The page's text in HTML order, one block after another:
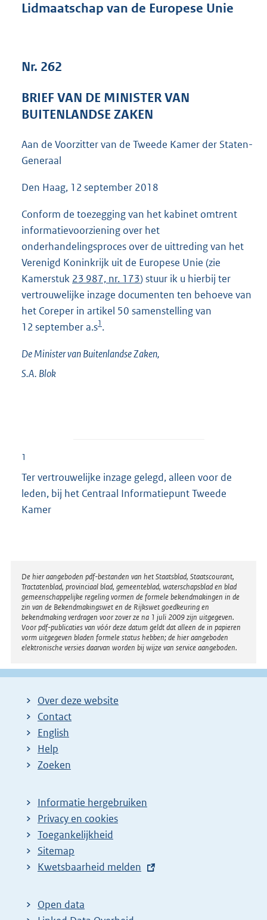
s
e
6
Lidmaatschap van de Europese Unie
Nr. 262
BRIEF VAN DE MINISTER VAN
BUITENLANDSE ZAKEN
Aan de Voorzitter van de Tweede Kamer der Staten-
Generaal
Den Haag, 12 september 2018
Conform de toezegging van het kabinet omtrent
informatievoorziening over het
onderhandelingsproces over de uittreding van het
Verenigd Koninkrijk uit de Europese Unie (zie
Kamerstuk 23 987, nr. 173) stuur ik u hierbij ter
vertrouwelijke inzage documenten ten behoeve van
het Coreper in artikel 50 samenstelling van
12 september a.s1.
De Minister van Buitenlandse Zaken,
S.A. Blok
1
Ter vertrouwelijke inzage gelegd, alleen voor de
leden, bij het Centraal Informatiepunt Tweede
Kamer
Disclaimer
De hier aangeboden pdf-bestanden van het Staatsblad, Staatscourant,
Tractatenblad, provinciaal blad, gemeenteblad, waterschapsblad en blad
gemeenschappelijke regeling vormen de formele bekendmakingen in de
zin van de Bekendmakingswet en de Rijkswet goedkeuring en
bekendmaking verdragen voor zover ze na 1 juli 2009 zijn uitgegeven.
Voor pdf-publicaties van vóór deze datum geldt dat alleen de in papieren
vorm uitgegeven bladen formele status hebben; de hier aangeboden
elektronische versies daarvan worden bij wijze van service aangeboden.
Over deze website
Contact
English
Help
Zoeken
Informatie hergebruiken
Privacy en cookies
Toegankelijkheid
Sitemap
E
t
e
Kwetsbaarheid melden
Open data